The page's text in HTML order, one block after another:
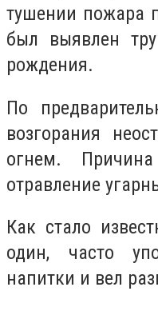
тушении пожара
был выявлен
рождения.
По
возгорания
огнем.
отравление
Как стало
один, часто
напитки и вел